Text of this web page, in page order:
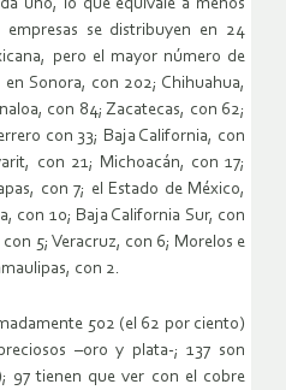
uno, lo que equivale a menos
se distribuyen en 24
pero el mayor número de
Sonora, con 202; Chihuahua,
con 84; Zacatecas, con 62;
con 33; Baja California, con
con 21; Michoacán, con 17;
con 7; el Estado de México,
con 10; Baja California Sur, con
5; Veracruz, con 6; Morelos e
con 2.
502 (el 62 por ciento)
–oro y plata-; 137 son
97 tienen que ver con el cobre